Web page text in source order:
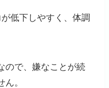
低下しやすく、体調
ので、嫌なことが続
。